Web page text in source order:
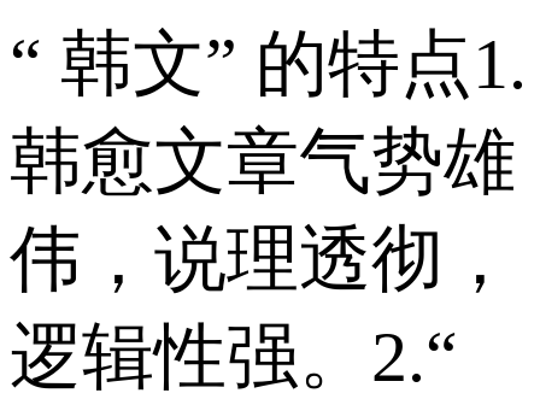
“ 韩文” 的特点1.
韩愈文章气势雄
伟，说理透彻，
逻辑性强。2.“